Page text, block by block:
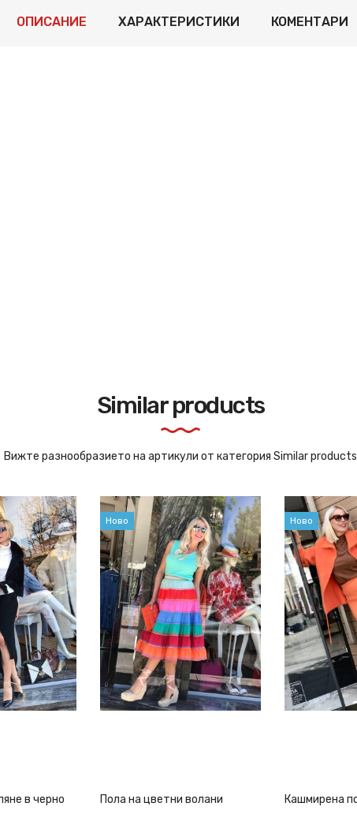
ОПИСАНИЕ ХАРАКТЕРИСТИКИ КОМЕНТАРИ
Similar products
Вижте разнообразието на артикули от категория Similar products
в черно
Ново
Пола на цветни волани
Ново
Кашмирена